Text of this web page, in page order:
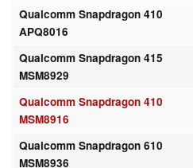
Qualcomm Snapdragon 410
APQ8016
Qualcomm Snapdragon 415
MSM8929
Qualcomm Snapdragon 410
MSM8916
Qualcomm Snapdragon 610
MSM8936